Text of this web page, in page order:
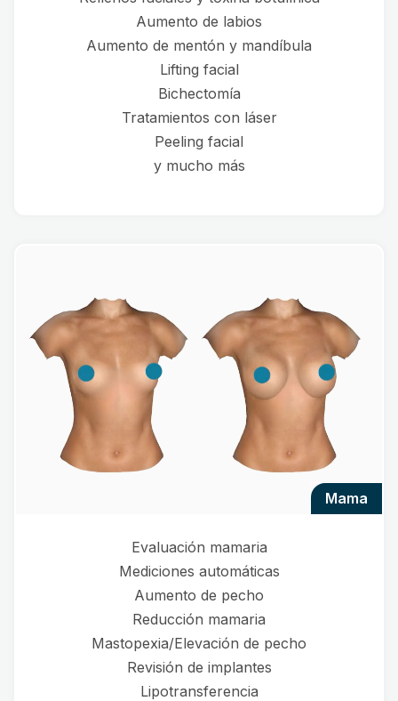
Aumento de labios
Aumento de mentón y mandíbula
Lifting facial
Bichectomía
Tratamientos con láser
Peeling facial
y mucho más
mama
Evaluación mamaria
Mediciones automáticas
Aumento de pecho
Reducción mamaria
Mastopexia/Elevación de pecho
Revisión de implantes
Lipotransferencia